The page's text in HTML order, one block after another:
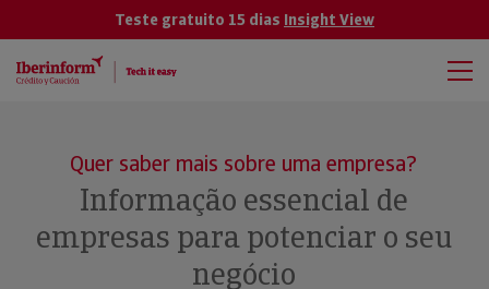
Teste gratuito 15 dias Insight View
Quer saber mais sobre uma empresa?
Informação essencial de
empresas para potenciar o seu
negócio